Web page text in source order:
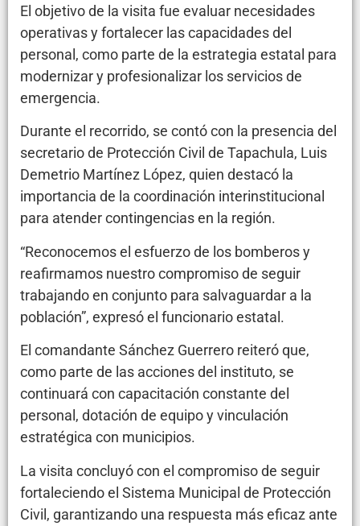
El objetivo de la visita fue evaluar necesidades
operativas y fortalecer las capacidades del
personal, como parte de la estrategia estatal para
modernizar y profesionalizar los servicios de
emergencia.
Durante el recorrido, se contó con la presencia del
secretario de Protección Civil de Tapachula, Luis
Demetrio Martínez López, quien destacó la
importancia de la coordinación interinstitucional
para atender contingencias en la región.
“Reconocemos el esfuerzo de los bomberos y
reafirmamos nuestro compromiso de seguir
trabajando en conjunto para salvaguardar a la
población”, expresó el funcionario estatal.
El comandante Sánchez Guerrero reiteró que,
como parte de las acciones del instituto, se
continuará con capacitación constante del
personal, dotación de equipo y vinculación
estratégica con municipios.
La visita concluyó con el compromiso de seguir
fortaleciendo el Sistema Municipal de Protección
Civil, garantizando una respuesta más eficaz ante